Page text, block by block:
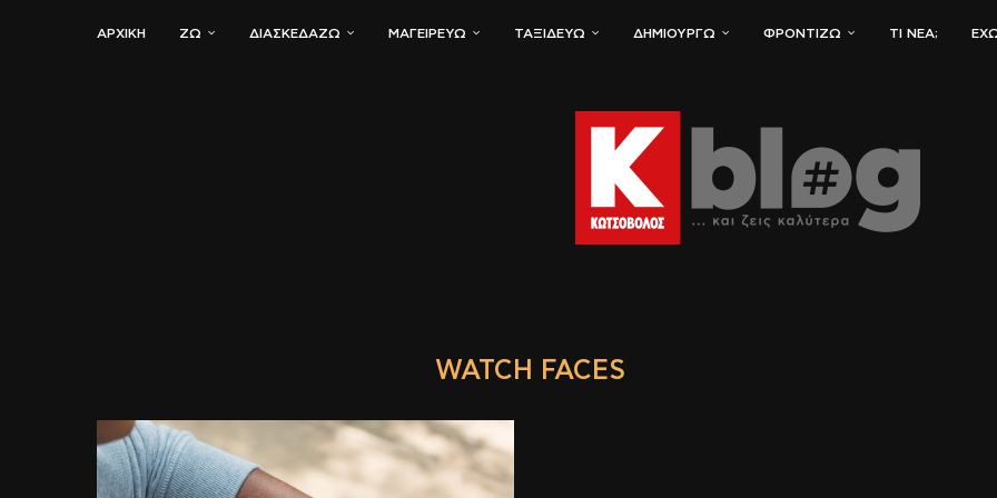
ΑΡΧΙΚΗ ΖΏ ΔΙΑΣΚΕΔΆΖΩ ΜΑΓΕΙΡΕΎΩ ΤΑΞΙΔΕΎΩ ΔΗΜΙΟΥΡΓΏ ΦΡΟΝΤΊΖΩ ΤΙ ΝΈΑ;
WATCH FACES